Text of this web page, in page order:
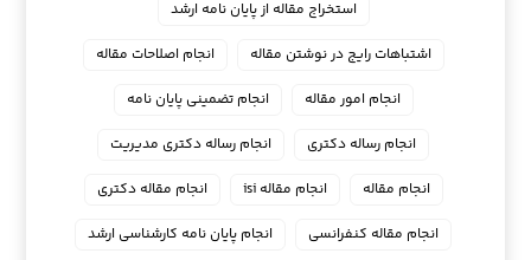
استخراج مقاله از پایان نامه ارشد
اشتباهات رایج در نوشتن مقاله
انجام اصلاحات مقاله
انجام امور مقاله
انجام تضمینی پایان نامه
انجام رساله دکتری
انجام رساله دکتری مدیریت
انجام مقاله
انجام مقاله isi
انجام مقاله دکتری
انجام مقاله کنفرانسی
انجام پايان نامه كارشناسي ارشد